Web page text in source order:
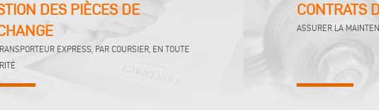
DES PIÈCES DE
EXPRESS, PAR COURSIER, EN TOUTE
CONTRATS
ASSURER LA